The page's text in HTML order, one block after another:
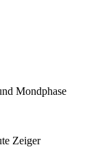
Mondphase
Zeiger